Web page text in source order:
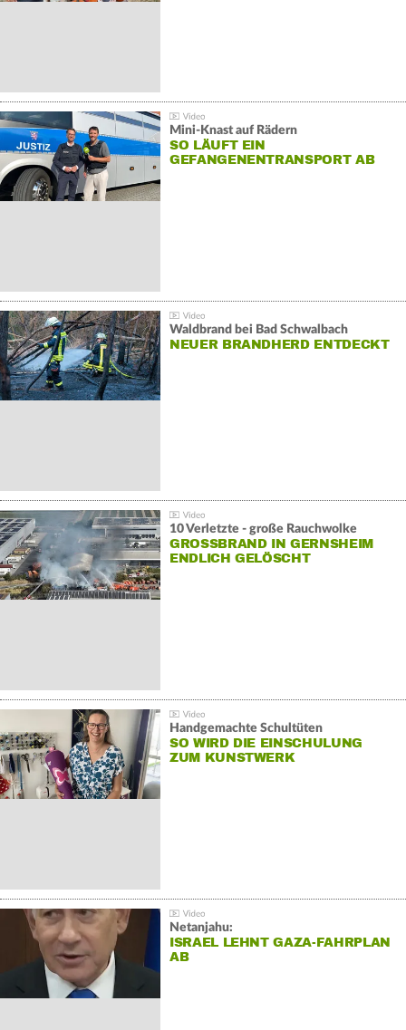
Mini-Knast auf Rädern
SO LÄUFT EIN
GEFANGENENTRANSPORT AB
Waldbrand bei Bad Schwalbach
NEUER BRANDHERD ENTDECKT
10 Verletzte - große Rauchwolke
GROSSBRAND IN GERNSHEIM E
NDLICH GELÖSCHT
Handgemachte Schultüten
SO WIRD DIE EINSCHULUNG
ZUM KUNSTWERK
Netanjahu:
ISRAEL LEHNT GAZA-FAHRPLAN
AB